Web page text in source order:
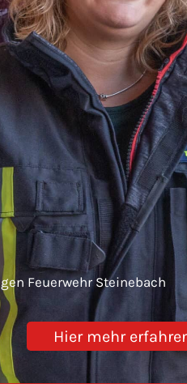
Feuerwehr Steinebach
Hier mehr